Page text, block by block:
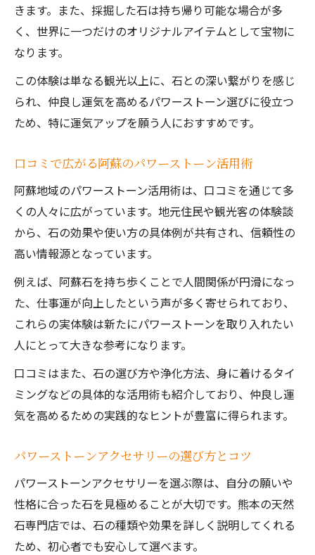
きます。また、採掘した石は持ち帰り可能な場合が多
く、世界に一つだけのオリジナルアイテムとして宝物に
なります。
この体験は単なる観光以上に、石との深い繋がりを感じ
られ、仲良し運気を高めるパワーストーン選びに役立つ
ため、特に運気アップを願う人におすすめです。
口コミで広がる阿蘇のパワーストーン活用術
阿蘇地域のパワーストーン活用術は、口コミを通じて多
くの人々に広がっています。地元住民や観光客の体験談
から、石の効果や使い方の具体例が共有され、信頼性の
高い情報源となっています。
例えば、阿蘇石を持ち歩くことで人間関係が円滑になっ
た、仕事運が向上したという声が多く寄せられており、
これらの実体験は新たにパワーストーンを取り入れたい
人にとって大きな参考になります。
口コミはまた、石の選び方や浄化方法、身に着けるタイ
ミングなどの具体的な活用術も紹介しており、仲良し運
気を高めるための実践的なヒントが豊富に得られます。
パワーストーンアクセサリーの選び方とコツ
パワーストーンアクセサリーを選ぶ際は、自分の願いや
性格に合った石を見極めることが大切です。熊本の天然
石専門店では、石の種類や効果を詳しく説明してくれる
ため、初心者でも安心して選べます。